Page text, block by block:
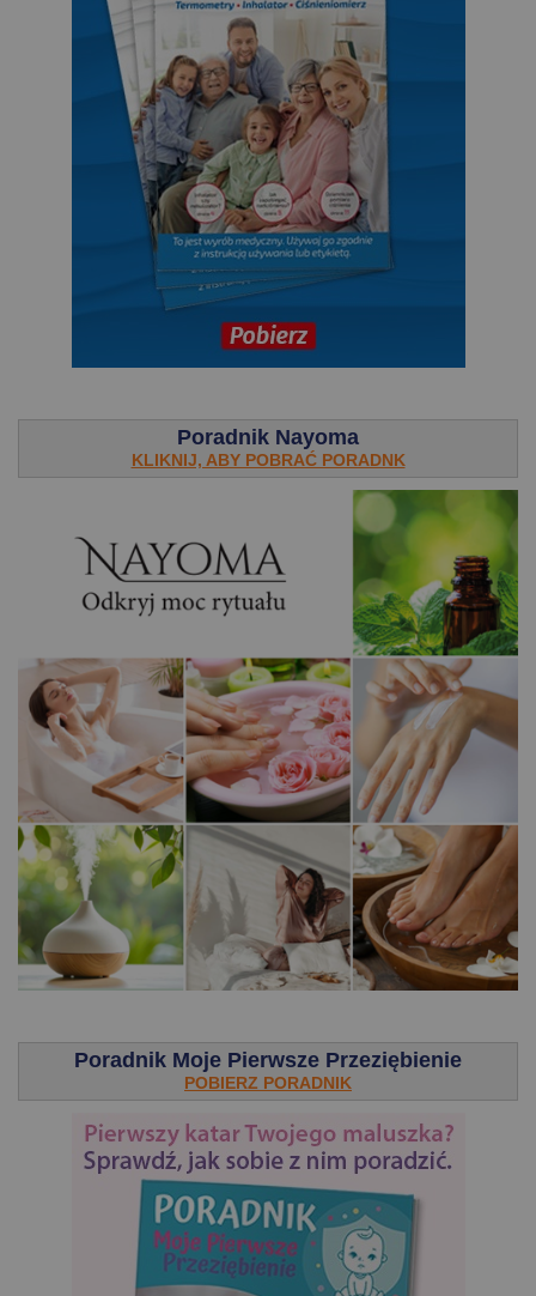
Poradnik Nayoma
KLIKNIJ, ABY POBRAĆ PORADNK
Poradnik Moje Pierwsze Przeziębienie
POBIERZ PORADNIK